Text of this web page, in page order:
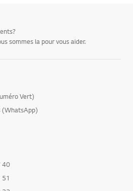
sommes la pour vous aider.
Vert)
40